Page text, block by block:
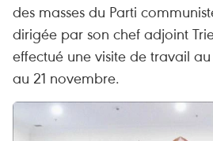
des masses du Parti
dirigée par son chef adjoint
effectué une visite de travail
au 21 novembre.